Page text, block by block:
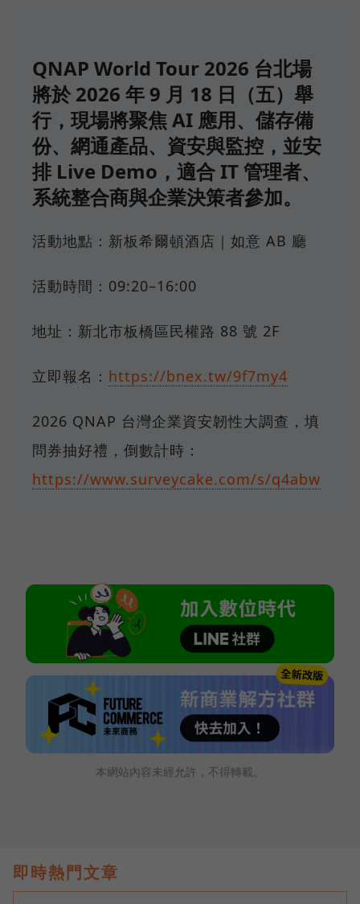
QNAP World Tour 2026 台北場
將於 2026 年 9 月 18 日（五）舉
行，現場將聚焦 AI 應用、儲存備
份、網通產品、資安與監控，並安
排 Live Demo，適合 IT 管理者、
系統整合商與企業決策者參加。
活動地點：新板希爾頓酒店｜如意 AB 廳
活動時間：09:20–16:00
地址：新北市板橋區民權路 88 號 2F
立即報名： https://bnex.tw/9f7my4
2026 QNAP 台灣企業資安韌性大調查，填
問券抽好禮，倒數計時：
https://www.surveycake.com/s/q4abw
本網站內容未經允許，不得轉載。
即時熱門文章